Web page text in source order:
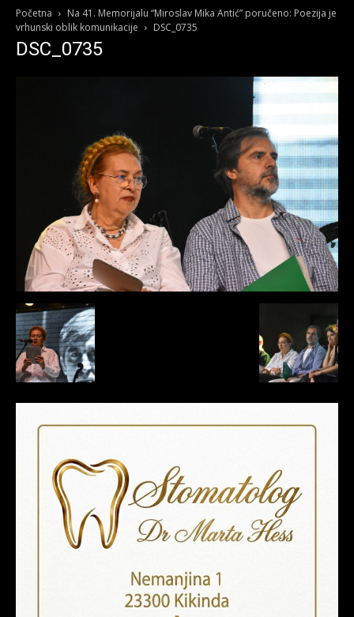
Online
Kikinda
Početna
Na 41. Memorijalu “Miroslav Mika Antić” poručeno: Poezija je
vrhunski oblik komunikacije
DSC_0735
DSC_0735